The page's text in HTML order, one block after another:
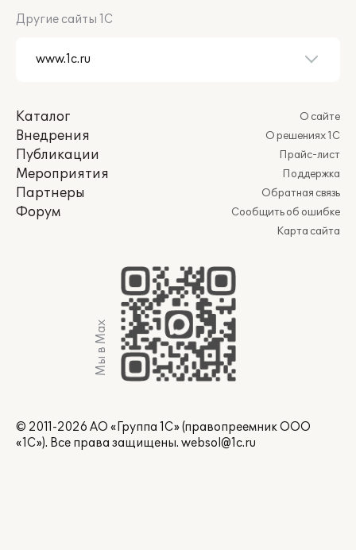
Другие сайты 1С
Каталог
Внедрения
Публикации
Мероприятия
Партнеры
Форум
О сайте
О решениях 1С
Прайс-лист
Поддержка
Обратная связь
Сообщить об ошибке
Карта сайта
Мы в Max
© 2011-2026 АО «Группа 1С» (правопреемник ООО
«1С»). Все права защищены. websol@1c.ru